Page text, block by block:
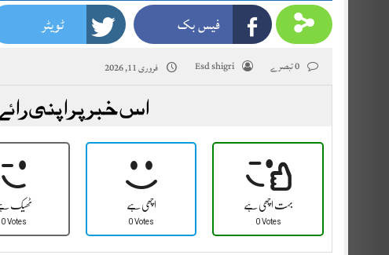
فیس بک ٹویٹر
Esd shigri فروری 11, 2026
اس خبر پر اپنی
ٹھیک
0 Votes
اچھی ہے
0 Votes
بہت اچھی ہے
0 Votes